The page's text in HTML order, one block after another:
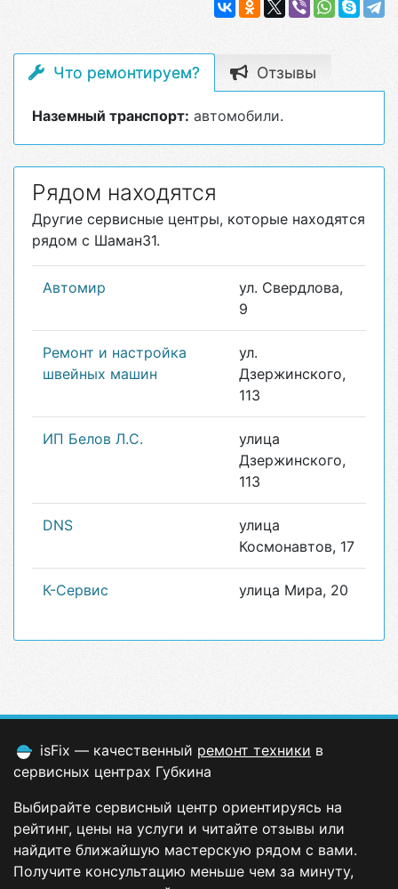
Что ремонтируем? Отзывы
Наземный транспорт: автомобили.
Рядом находятся
Другие сервисные центры, которые находятся
рядом с Шаман31.
Автомир
ул. Свердлова,
9
Ремонт и настройка
швейных машин
ул.
Дзержинского,
113
ИП Белов Л.С.
улица
Дзержинского,
113
DNS
улица
Космонавтов, 17
К-Сервис улица Мира, 20
isFix — качественный ремонт техники в
сервисных центрах Губкина
Выбирайте сервисный центр ориентируясь на
рейтинг, цены на услуги и читайте отзывы или
найдите ближайшую мастерскую рядом с вами.
Получите консультацию меньше чем за минуту,